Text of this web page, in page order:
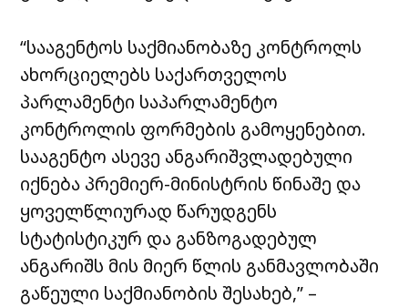
“სააგენტოს საქმიანობაზე კონტროლს
ახორციელებს საქართველოს
პარლამენტი საპარლამენტო
კონტროლის ფორმების გამოყენებით.
სააგენტო ასევე ანგარიშვლადებული
იქნება პრემიერ-მინისტრის წინაშე და
ყოველწლიურად წარუდგენს
სტატისტიკურ და განზოგადებულ
ანგარიშს მის მიერ წლის განმავლობაში
გაწეული საქმიანობის შესახებ,” –